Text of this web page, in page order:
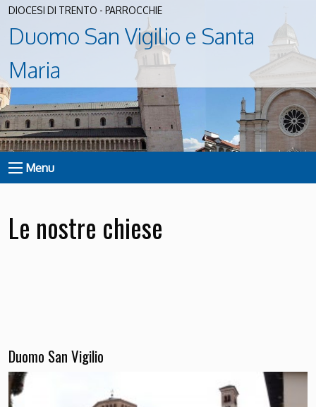
DIOCESI DI TRENTO - PARROCCHIE
Duomo San Vigilio e Santa
Maria
Menu
Le nostre chiese
Duomo San Vigilio